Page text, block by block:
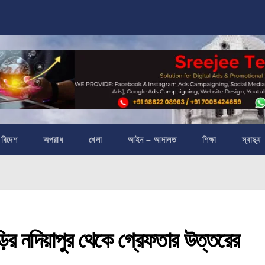
বিদেশ অপরাধ খেলা আইন – আদালত শিক্ষা স্বাস্থ্য
থেকে গ্রেফতার উত্তরের